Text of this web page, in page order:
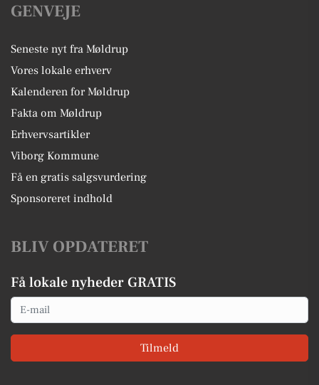
GENVEJE
Seneste nyt fra Møldrup
Vores lokale erhverv
Kalenderen for Møldrup
Fakta om Møldrup
Erhvervsartikler
Viborg Kommune
Få en gratis salgsvurdering
Sponsoreret indhold
BLIV OPDATERET
Få lokale nyheder GRATIS
Email
Tilmeld